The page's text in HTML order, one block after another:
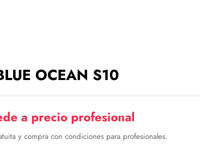
OCEAN S10
a precio profesional
y compra con condiciones para profesionales.